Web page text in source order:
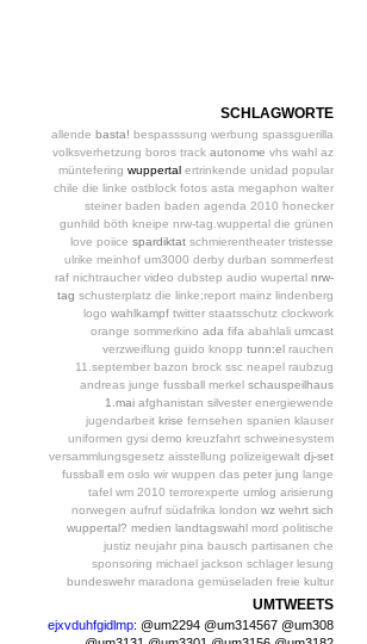
SCHLAGWORTE
allende basta! bespasssung werbung spassguerilla
volksverhetzung boros track autonome vhs wahl az
müntefering wuppertal ertrinkende unidad popular
chile die linke ostblock fotos asta megaphon walter
steiner baden baden agenda 2010 honecker
gunhild böth kneipe nrw-tag.wuppertal die grünen
love poiice spardiktat schmierentheater tristesse
ulrike meinhof um3000 derby durban sommerfest
raf nichtraucher video dubstep audio wupertal nrw-
tag schusterplatz die linke;report mainz lindenberg
logo wahlkampf twitter staatsschutz clockwork
orange sommerkino ada fifa abahlali umcast
verzweiflung guido knopp tunn:el rauchen
11.september bazon brock ssc neapel raubzug
andreas junge fussball merkel schauspeilhaus
1.mai afghanistan silvester energiewende
jugendarbeit krise fernsehen spanien klauser
uniformen gysi demo kreuzfahrt schweinesystem
versammlungsgesetz aisstellung polizeigewalt dj-set
fussball em oslo wir wuppen das peter jung lange
tafel wm 2010 terrorexperte umlog arisierung
norwegen aufruf südafrika london wz wehrt sich
wuppertal? medien landtagswahl mord politische
justiz neujahr pina bausch partisanen che
sponsoring michael jackson schlager lesung
bundeswehr maradona gemüseladen freie kultur
UMTWEETS
ejxvduhfgidlmp: @um2294 @um314567 @um308